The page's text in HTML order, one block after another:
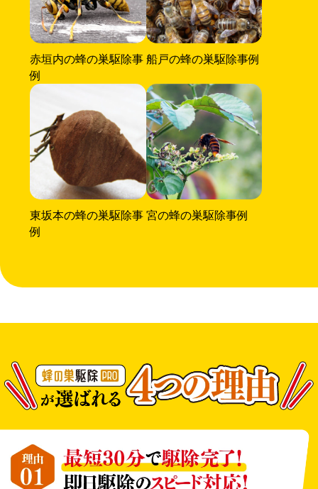
赤垣内の蜂の巣駆除事
例
船戸の蜂の巣駆除事例
東坂本の蜂の巣駆除事
例
宮の蜂の巣駆除事例